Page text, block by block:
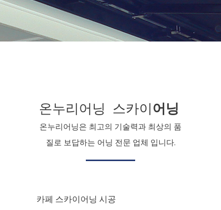
온누리어닝 스카이어닝
온누리어닝은 최고의 기술력과 최상의 품
질로 보답하는 어닝 전문 업체 입니다.
카페 스카이어닝 시공